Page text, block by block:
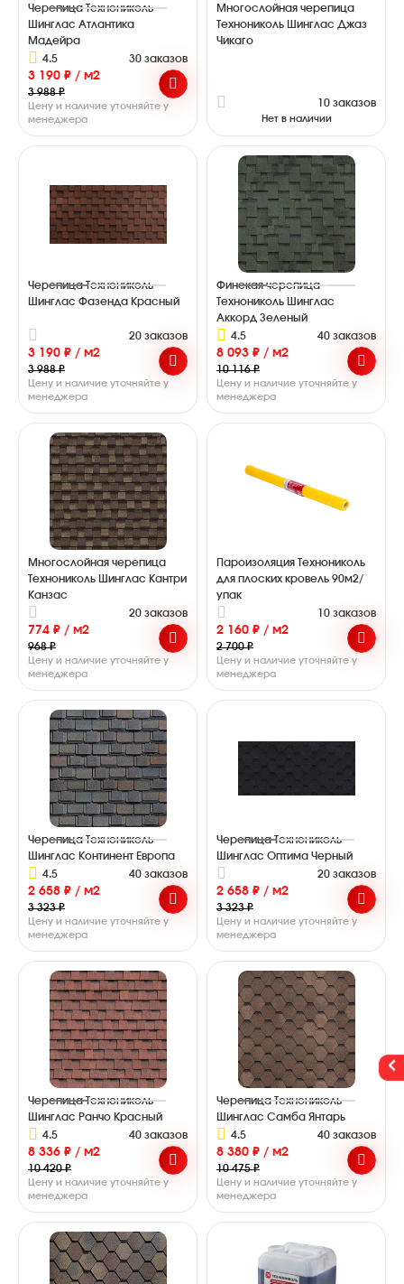
Черепица Технониколь
Шинглас Атлантика
Мадейра
4.5
30 заказов
3 190 ₽ / м2
3 988 ₽
Цену и наличие уточняйте у
менеджера
Многослойная черепица
Технониколь Шинглас Джаз
Чикаго
10 заказов
Нет в наличии
Черепица Технониколь
Шинглас Фазенда Красный
20 заказов
3 190 ₽ / м2
3 988 ₽
Цену и наличие уточняйте у
менеджера
Финская черепица
Технониколь Шинглас
Аккорд Зеленый
4.5
40 заказов
8 093 ₽ / м2
10 116 ₽
Цену и наличие уточняйте у
менеджера
Многослойная черепица
Технониколь Шинглас Кантри
Канзас
20 заказов
774 ₽ / м2
968 ₽
Цену и наличие уточняйте у
менеджера
Пароизоляция Технониколь
для плоских кровель 90м2/
упак
10 заказов
2 160 ₽ / м2
2 700 ₽
Цену и наличие уточняйте у
менеджера
Черепица Технониколь
Шинглас Континент Европа
4.5
40 заказов
2 658 ₽ / м2
3 323 ₽
Цену и наличие уточняйте у
менеджера
Черепица Технониколь
Шинглас Оптима Черный
20 заказов
2 658 ₽ / м2
3 323 ₽
Цену и наличие уточняйте у
менеджера
Черепица Технониколь
Шинглас Ранчо Красный
4.5
40 заказов
8 336 ₽ / м2
10 420 ₽
Цену и наличие уточняйте у
менеджера
Черепица Технониколь
Шинглас Самба Янтарь
4.5
40 заказов
8 380 ₽ / м2
10 475 ₽
Цену и наличие уточняйте у
менеджера